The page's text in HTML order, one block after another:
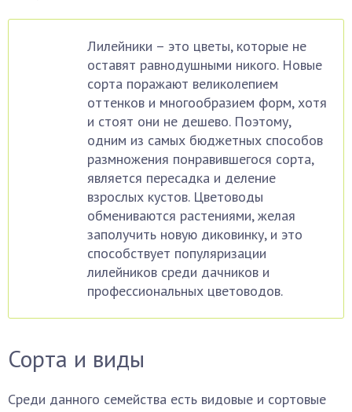
Лилейники – это цветы, которые не
оставят равнодушными никого. Новые
сорта поражают великолепием
оттенков и многообразием форм, хотя
и стоят они не дешево. Поэтому,
одним из самых бюджетных способов
размножения понравившегося сорта,
является пересадка и деление
взрослых кустов. Цветоводы
обмениваются растениями, желая
заполучить новую диковинку, и это
способствует популяризации
лилейников среди дачников и
профессиональных цветоводов.
Сорта и виды
Среди данного семейства есть видовые и сортовые